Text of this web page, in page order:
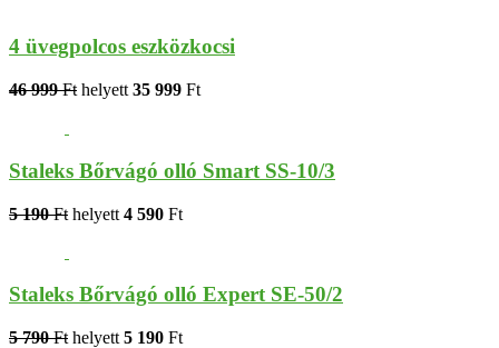
4 üvegpolcos eszközkocsi
46 999 Ft helyett 35 999 Ft
Staleks Bőrvágó olló Smart SS-10/3
5 190 Ft helyett 4 590 Ft
Staleks Bőrvágó olló Expert SE-50/2
5 790 Ft helyett 5 190 Ft